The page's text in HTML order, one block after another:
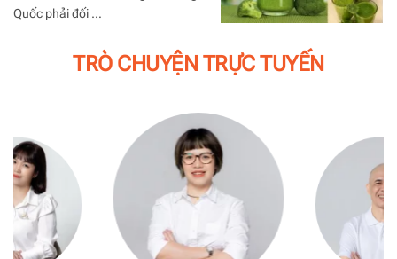
Quốc phải đối …
TRÒ CHUYỆN TRỰC TUYẾN